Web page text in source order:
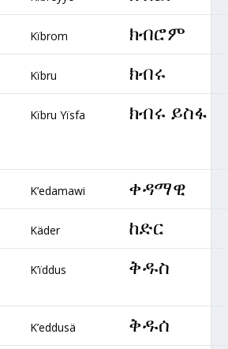
Kïbrom ክብሮም
Kïbru ክብሩ
Kïbru Yïsfa ክብሩ ይስፋ
K’edamawi ቀዳማዊ
Käder ከድር
K’ïddus ቅዱስ
K’eddusä ቅዱሰ